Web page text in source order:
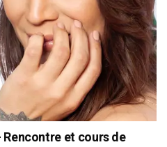
Rencontre et cours de